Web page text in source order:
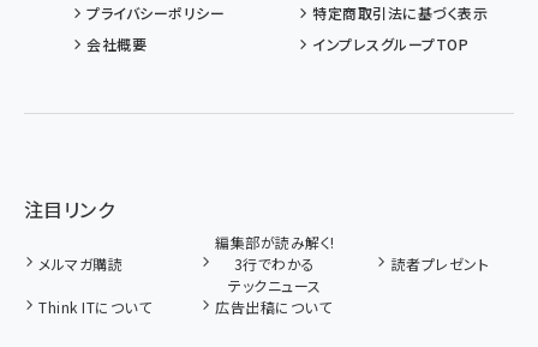
プライバシーポリシー
特定商取引法に基づく表示
会社概要
インプレスグループTOP
注目リンク
メルマガ購読
編集部が読み解く!
3行でわかる
テックニュース
読者プレゼント
Think ITについて 広告出稿について